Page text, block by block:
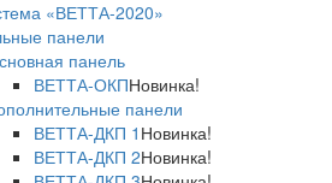
«ВЕТТА-2020»
панели
панель
ВЕТТА-ОКПНовинка!
панели
ВЕТТА-ДКП 1 Новинка!
ВЕТТА-ДКП 2Новинка!